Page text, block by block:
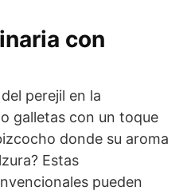
con
perejil en la
galletas con un toque
donde su aroma
Estas
pueden